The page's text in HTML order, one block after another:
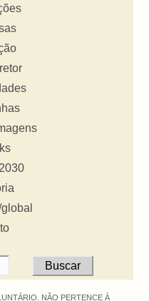
NÃO PERTENCE À